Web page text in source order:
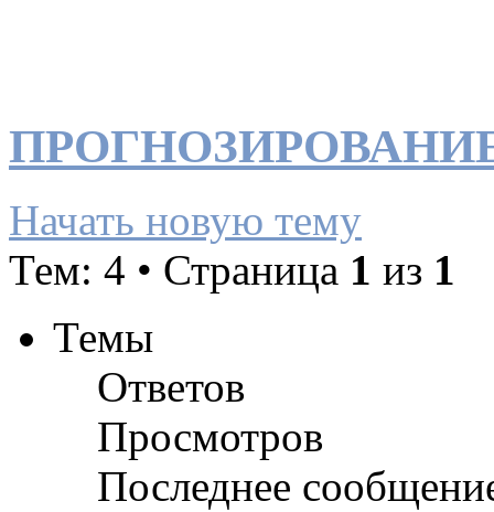
Начать новую тему
Тем: 4 • Страница 1 из 1
Темы
Ответов
Просмотров
Последнее